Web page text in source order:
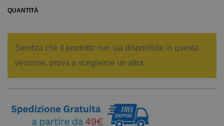
QUANTITÀ
Sembra che il prodotto non sia disponibile in questa
versione, prova a sceglierne un altra.